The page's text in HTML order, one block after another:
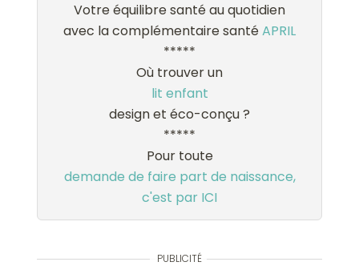
Votre équilibre santé au quotidien
avec la complémentaire santéAPRIL
*****
Où trouver un
lit enfant
design et éco-conçu ?
*****
Pour toute
demande de faire part de naissance,
c'est par ICI
PUBLICITÉ